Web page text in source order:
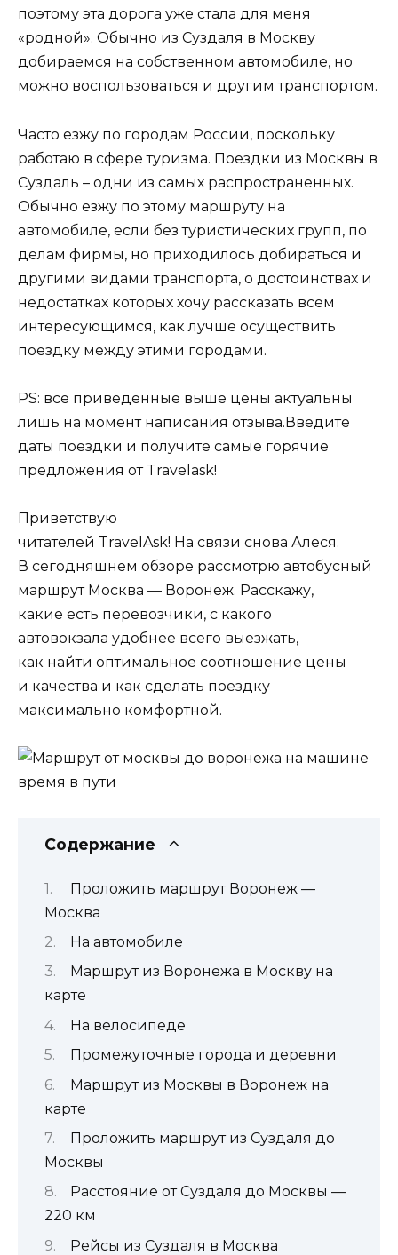
поэтому эта дорога уже стала для меня
«родной». Обычно из Суздаля в Москву
добираемся на собственном автомобиле, но
можно воспользоваться и другим транспортом.
Часто езжу по городам России, поскольку
работаю в сфере туризма. Поездки из Москвы в
Суздаль – одни из самых распространенных.
Обычно езжу по этому маршруту на
автомобиле, если без туристических групп, по
делам фирмы, но приходилось добираться и
другими видами транспорта, о достоинствах и
недостатках которых хочу рассказать всем
интересующимся, как лучше осуществить
поездку между этими городами.
PS: все приведенные выше цены актуальны
лишь на момент написания отзыва.Введите
даты поездки и получите самые горячие
предложения от Travelask!
Приветствую
читателей TravelAsk! На связи снова Алеся.
В сегодняшнем обзоре рассмотрю автобусный
маршрут Москва — Воронеж. Расскажу,
какие есть перевозчики, с какого
автовокзала удобнее всего выезжать,
как найти оптимальное соотношение цены
и качества и как сделать поездку
максимально комфортной.
Содержание
Проложить маршрут Воронеж —
Москва
На автомобиле
Маршрут из Воронежа в Москву на
карте
На велосипеде
Промежуточные города и деревни
Маршрут из Москвы в Воронеж на
карте
Проложить маршрут из Суздаля до
Москвы
Расстояние от Суздаля до Москвы —
220 км
Рейсы из Суздаля в Москва